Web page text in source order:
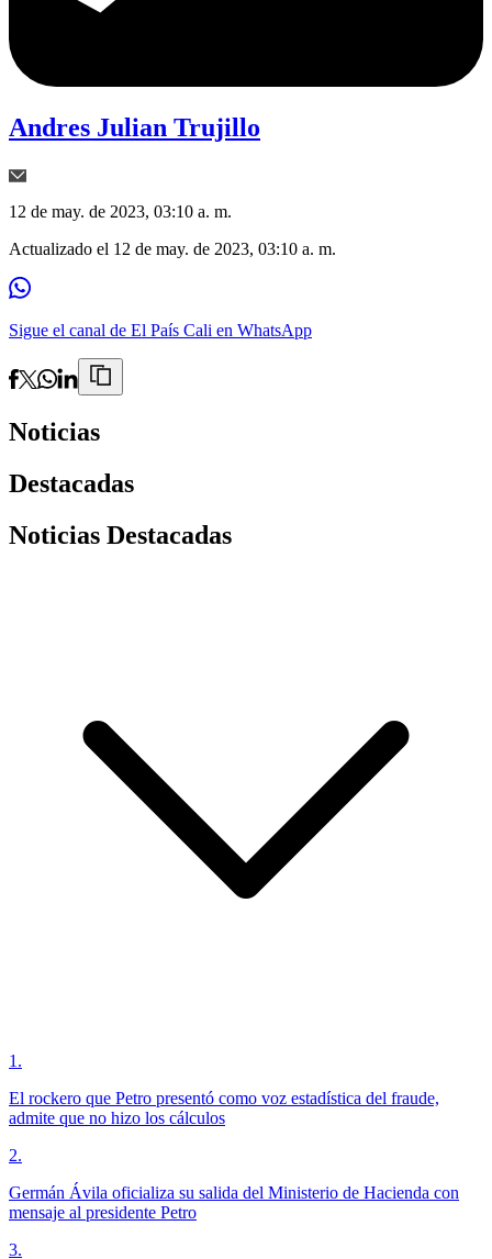
Andres Julian Trujillo
12 de may. de 2023, 03:10 a. m.
Actualizado el 12 de may. de 2023, 03:10 a. m.
Sigue el canal de El País Cali en WhatsApp
Noticias
Destacadas
Noticias Destacadas
1 .
El rockero que Petro presentó como voz estadística del fraude,
admite que no hizo los cálculos
2.
Germán Ávila oficializa su salida del Ministerio de Hacienda con
mensaje al presidente Petro
3.